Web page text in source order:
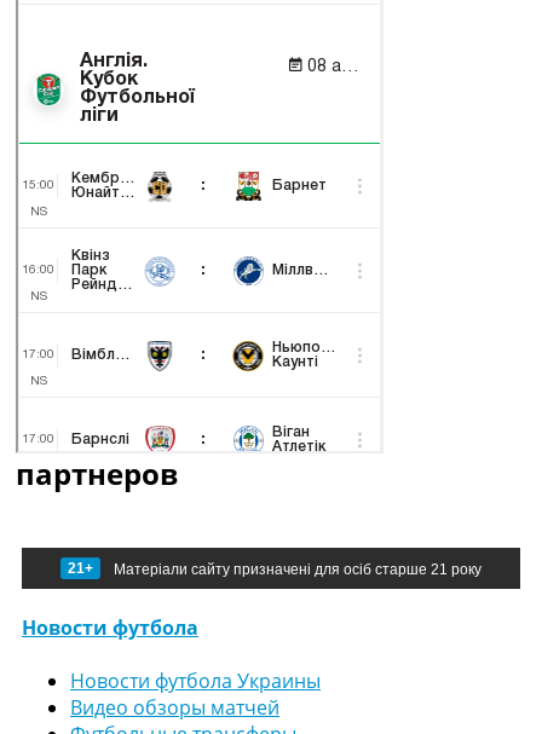
партнеров
21+ Матеріали сайту призначені для осіб старше 21 року
Новости футбола
Новости футбола Украины
Видео обзоры матчей